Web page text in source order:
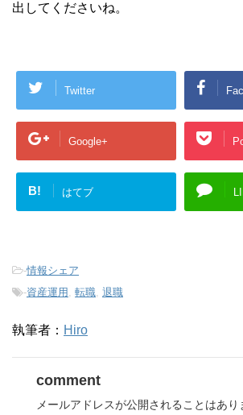
出してくださいね。
Twitter
Google+
B! はてブ
-情報シェア
-資産運用 , 転職, 退職
執筆者： Hiro
comment
メールアドレスが公開されることはあり